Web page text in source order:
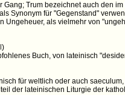
Gang; Trum bezeichnet auch den
Synonym für "Gegenstand"
Ungeheuer, als vielmehr von
Buch, von lateinisch
für weltlich oder auch
der lateinischen Liturgie der